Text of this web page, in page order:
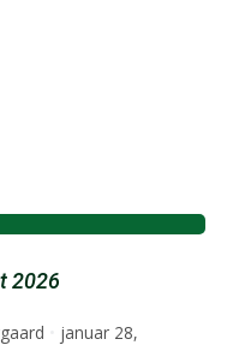
2026
januar 28,